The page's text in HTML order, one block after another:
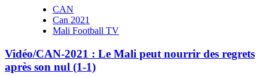
CAN
Can 2021
Mali Football TV
Vidéo/CAN-2021 : Le Mali peut nourrir des regrets
après son nul (1-1)